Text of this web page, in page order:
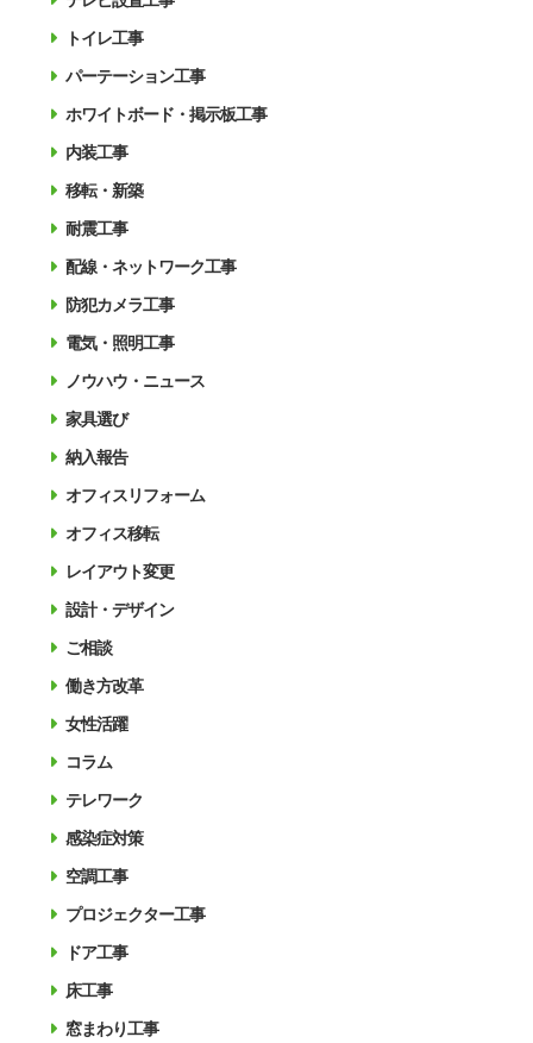
トイレ工事
パーテーション工事
ホワイトボード・掲示板工事
内装工事
移転・新築
耐震工事
配線・ネットワーク工事
防犯カメラ工事
電気・照明工事
ノウハウ・ニュース
家具選び
納入報告
オフィスリフォーム
オフィス移転
レイアウト変更
設計・デザイン
ご相談
働き方改革
女性活躍
コラム
テレワーク
感染症対策
空調工事
プロジェクター工事
ドア工事
床工事
窓まわり工事